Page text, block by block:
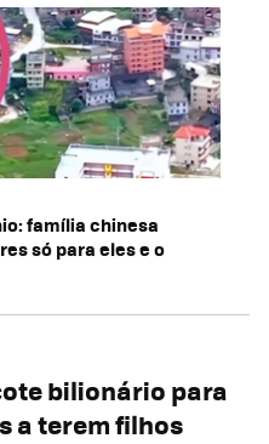
família chinesa
só para eles e o
bilionário para
a terem filhos